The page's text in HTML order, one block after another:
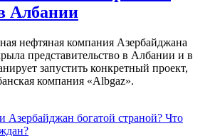
Албании
нефтяная компания Азербайджана
представительство в Албании и в
запустить конкретный проект,
компания «Albgaz».